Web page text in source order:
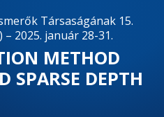
Társaságának 15.
– 2025. január 28-31.
METHOD
SPARSE DEPTH